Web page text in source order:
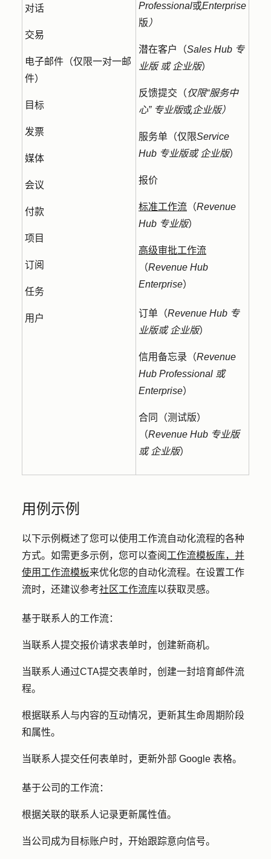
对话
交易
电子邮件（仅限一对一邮
件）
目标
发票
媒体
会议
付款
项目
订阅
任务
用户
Professional或Enterprise
版）
潜在客户（Sales Hub 专
业版 或 企业版）
反馈提交（仅限“服务中
心” 专业版或企业版）
服务单（仅限Service
Hub 专业版或 企业版）
报价
标准工作流 （Revenue
Hub 专业版）
高级审批工作流
（Revenue Hub
Enterprise）
订单（Revenue Hub 专
业版或 企业版）
信用备忘录（Revenue
Hub Professional 或
Enterprise）
合同（测试版）
（Revenue Hub 专业版
或 企业版）
用例示例
以下示例概述了您可以使用工作流自动化流程的各种
方式。如需更多示例，您可以查阅 工作流模板库，并
使用工作流模板来优化您的自动化流程。在设置工作
流时，还建议参考社区工作流库以获取灵感。
基于联系人的工作流：
当联系人提交报价请求表单时，创建新商机。
当联系人通过CTA提交表单时，创建一封培育邮件流
程。
根据联系人与内容的互动情况，更新其生命周期阶段
和属性。
当联系人提交任何表单时，更新外部 Google 表格。
基于公司的工作流：
根据关联的联系人记录更新属性值。
当公司成为目标账户时，开始跟踪意向信号。